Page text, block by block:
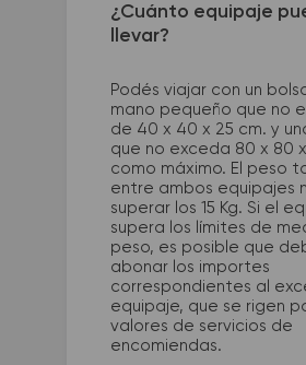
¿Cuánto equipaje
llevar?
Podés viajar con un
mano pequeño que no
de 40 x 40 x 25 cm. y
que no exceda 80 x 80
como máximo. El peso
entre ambos equipajes
superar los 15 Kg. Si el
supera los límites de
peso, es posible que
abonar los importes
correspondientes al
equipaje, que se rigen
valores de servicios de
encomiendas.